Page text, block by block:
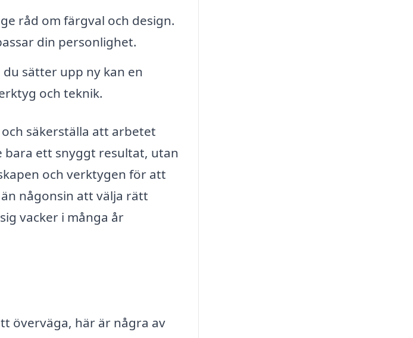
råd om färgval och design.
din personlighet.
sätter upp ny kan en
och teknik.
säkerställa att arbetet
bara ett snyggt resultat, utan
och verktygen för att
någonsin att välja rätt
vacker i många år
överväga, här är några av